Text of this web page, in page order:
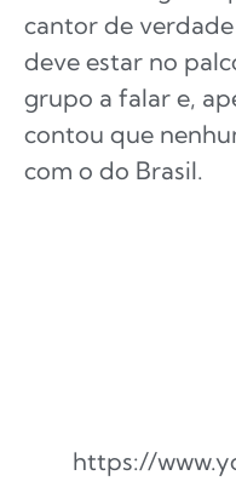
cantor de
deve estar no
grupo a falar e,
contou que
com o do Brasil.
https://